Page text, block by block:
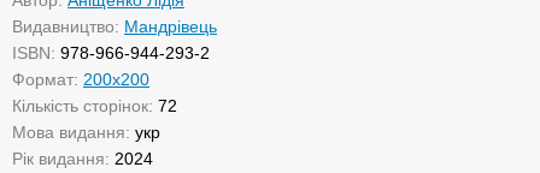
Видавництво: Мандрівець
ISBN: 978-966-944-293-2
Формат: 200х200
Кількість сторінок: 72
Мова видання: укр
Рік видання: 2024